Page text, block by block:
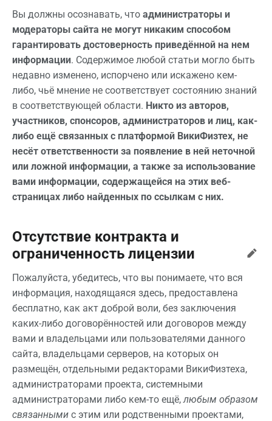
Вы должны осознавать, что администраторы и
модераторы сайта не могут никаким способом
гарантировать достоверность приведённой на нем
информации. Содержимое любой статьи могло быть
недавно изменено, испорчено или искажено кем-
либо, чьё мнение не соответствует состоянию знаний
в соответствующей области. Никто из авторов,
участников, спонсоров, администраторов и лиц, как-
либо ещё связанных с платформой ВикиФизтех, не
несёт ответственности за появление в ней неточной
или ложной информации, а также за использование
вами информации, содержащейся на этих веб-
страницах либо найденных по ссылкам с них.
Отсутствие контракта и
ограниченность лицензии
Пожалуйста, убедитесь, что вы понимаете, что вся
информация, находящаяся здесь, предоставлена
бесплатно, как акт доброй воли, без заключения
каких-либо договорённостей или договоров между
вами и владельцами или пользователями данного
сайта, владельцами серверов, на которых он
размещён, отдельными редакторами ВикиФизтеха,
администраторами проекта, системными
администраторами либо кем-то ещё, любым образом
связанными с этим или родственными проектами,